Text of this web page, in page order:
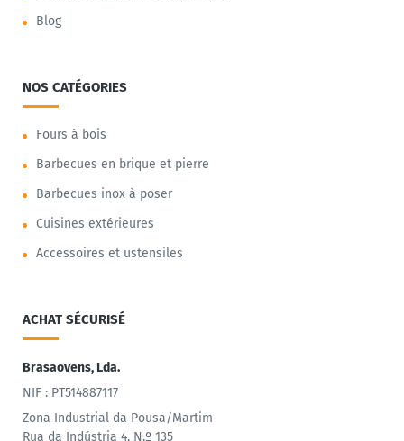
Blog
NOS CATÉGORIES
Fours à bois
Barbecues en brique et pierre
Barbecues inox à poser
Cuisines extérieures
Accessoires et ustensiles
ACHAT SÉCURISÉ
Brasaovens, Lda.
NIF : PT514887117
Zona Industrial da Pousa/Martim
Rua da Indústria 4, N.º 135